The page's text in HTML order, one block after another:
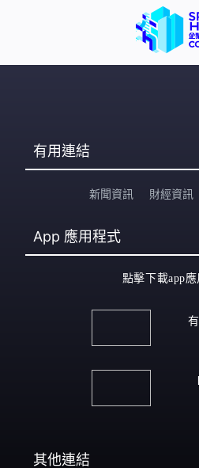
有用連結
新聞資訊 財經資訊
App 應用程式
點擊下載app
其他連結